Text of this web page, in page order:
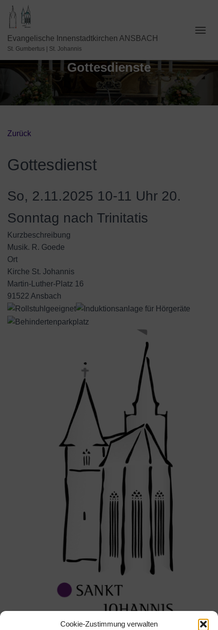
Cookie-Zustimmung verwalten
Evangelische Innenstadtkirchen ANSBACH
St. Gumbertus | St. Johannis
I
G
Gottesdienste
Zurück
Gottesdienst
So, 2.11.2025 10-11 Uhr 20.
Sonntag nach Trinitatis
Kurzbeschreibung
Musik. R. Goede
Ort
Kirche St. Johannis
Martin-Luther-Platz 16
91522 Ansbach
Pfarramt St. Gumbertus - St. Johannis Ansbach